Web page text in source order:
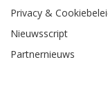
Privacy &
Nieuwsscript
Partnernieuws